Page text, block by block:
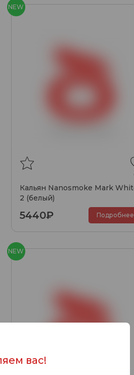
NEW
Кальян Nanosmoke Mark
2 (белый)
5440₽ Подробнее
NEW
вас!